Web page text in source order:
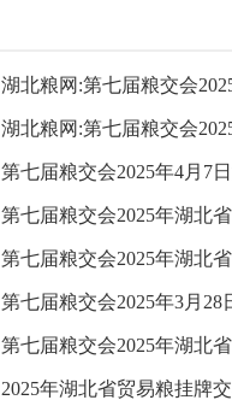
湖北粮网:第七届粮交会
湖北粮网:第七届粮交会
第七届粮交会2025年4月7
第七届粮交会2025年湖北
第七届粮交会2025年湖北
第七届粮交会2025年3月28
第七届粮交会2025年湖北
2025年湖北省贸易粮挂牌